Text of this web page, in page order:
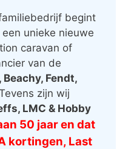
begint
unieke nieuwe
caravan of
van de
Beachy, Fendt,
zijn wij
LMC & Hobby
50 jaar en dat
kortingen, Last